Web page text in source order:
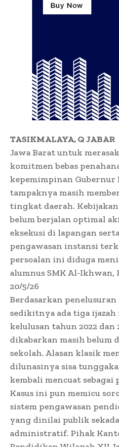
TASIKMALAYA, Q JABAR
Jawa Barat untuk
komitmen bebas
kepemimpinan Gubernur
tampaknya masih
tingkat daerah.
belum berjalan optimal
eksekusi di lapangan
pengawasan instansi
persoalan ini diduga
alumnus SMK Al-Ikhwan,
20/5/26
Berdasarkan
sedikitnya ada tiga
kelulusan tahun 2022
dikabarkan masih belum
sekolah. Alasan klasik
dilunasinya sisa
kembali mencuat sebagai
Kasus ini pun memicu
sistem pengawasan
yang dinilai publik
administratif. Pihak